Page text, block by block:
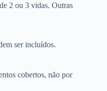
2 ou 3 vidas. Outras
ser incluídos.
cobertos, não por